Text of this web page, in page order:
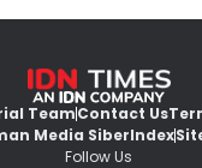
TeamContact Us
Media SiberIndex
Follow Us